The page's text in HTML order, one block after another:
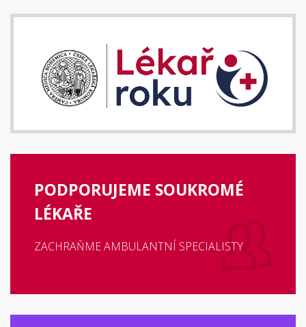
PODPORUJEME SOUKROMÉ
LÉKAŘE
ZACHRAŇME AMBULANTNÍ SPECIALISTY